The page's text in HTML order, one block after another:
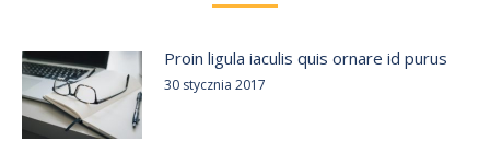
Proin ligula iaculis quis ornare id purus
30 stycznia 2017